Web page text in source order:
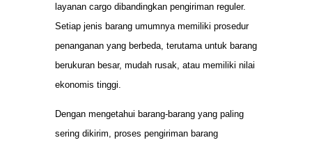
layanan cargo dibandingkan pengiriman reguler.
Setiap jenis barang umumnya memiliki prosedur
penanganan yang berbeda, terutama untuk barang
berukuran besar, mudah rusak, atau memiliki nilai
ekonomis tinggi.
Dengan mengetahui barang-barang yang paling
sering dikirim, proses pengiriman barang